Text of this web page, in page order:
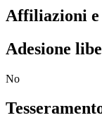
Affiliazioni
Adesione
No